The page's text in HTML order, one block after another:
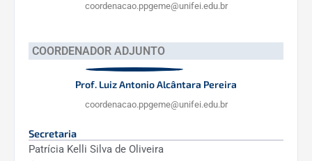
coordenacao.ppgeme@unifei.edu.br
COORDENADOR ADJUNTO
Prof. Luiz Antonio Alcântara Pereira
coordenacao.ppgeme@unifei.edu.br
Secretaria
Patrícia Kelli Silva de Oliveira